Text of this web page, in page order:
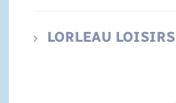
LORLEAU LOISIRS